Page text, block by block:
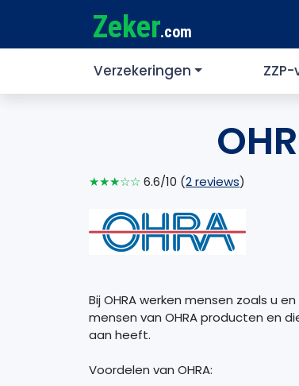
Zeker.com
Verzekeringen
★★★☆☆ 6.6/10 (2 reviews)
Bij OHRA werken mensen zoals u
mensen van OHRA producten en
aan heeft.
Voordelen van OHRA: